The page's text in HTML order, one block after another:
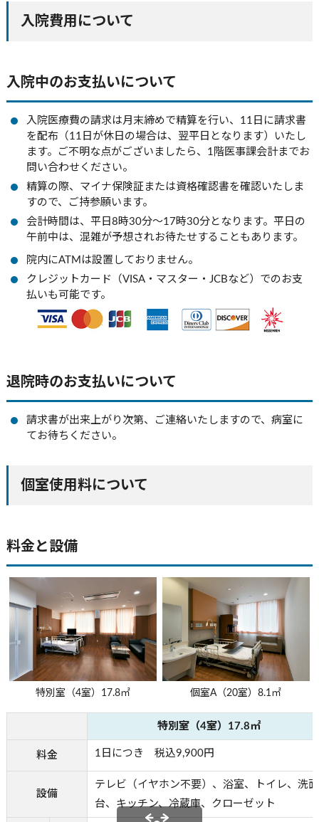
入院費用について
入院中のお支払いについて
入院医療費の請求は月末締めで精算を行い、11日に請求書
を配布（11日が休日の場合は、翌平日となります）いたし
ます。ご不明な点がございましたら、1階医事課会計までお
問い合わせください。
精算の際、マイナ保険証または資格確認書を確認いたしま
すので、ご持参願います。
会計時間は、平日8時30分～17時30分となります。平日の
午前中は、混雑が予想されお待たせすることもあります。
院内にATMは設置しておりません。
クレジットカード（VISA・マスター・JCBなど）でのお支
払いも可能です。
退院時のお支払いについて
請求書が出来上がり次第、ご連絡いたしますので、病室に
てお待ちください。
個室使用料について
料金と設備
特別室（4室）17.8㎡ 個室A（20室）8.1㎡
特別室（4室）17.8㎡
料金 1日につき 税込9,900円
設備
テレビ（イヤホン不要）、浴室、トイレ、洗面
台、キッチン、冷蔵庫、クローゼット